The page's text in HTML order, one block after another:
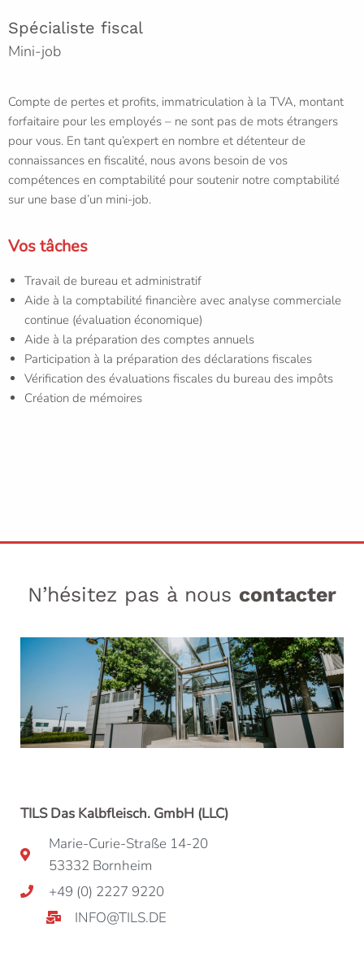
Spécialiste fiscal
Mini-job
Compte de pertes et profits, immatriculation à la TVA, montant
forfaitaire pour les employés – ne sont pas de mots étrangers
pour vous. En tant qu’expert en nombre et détenteur de
connaissances en fiscalité, nous avons besoin de vos
compétences en comptabilité pour soutenir notre comptabilité
sur une base d’un mini-job.
Vos tâches
Travail de bureau et administratif
Aide à la comptabilité financière avec analyse commerciale
continue (évaluation économique)
Aide à la préparation des comptes annuels
Participation à la préparation des déclarations fiscales
Vérification des évaluations fiscales du bureau des impôts
Création de mémoires
N’hésitez pas à nous contacter
TILS Das Kalbfleisch. GmbH (LLC)
Marie-Curie-Straße 14-20
53332 Bornheim
+49 (0) 2227 9220
INFO@TILS.DE